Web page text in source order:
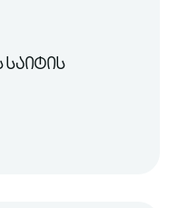
საიტის